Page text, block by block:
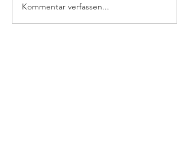
Kommentar verfassen...